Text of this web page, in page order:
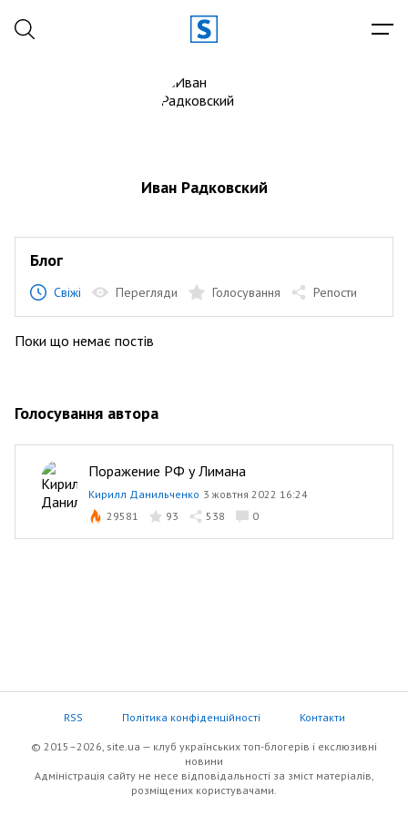
Иван Радковский
Блог
Свіжі Перегляди Голосування Репости
Поки що немає постів
Голосування автора
Поражение РФ у Лимана
Кирилл Данильченко 3 жовтня 2022 16:24
29581
93 538 0
RSS Політика конфіденційності Контакти
© 2015–2026, site.ua — клуб українських топ-блогерів i екслюзивнi
новини
Адміністрація сайту не несе відповідальності за зміст матеріалів,
розміщених користувачами.